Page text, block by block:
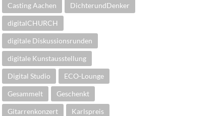
Casting Aachen DichterundDenker
digitalCHURCH
digitale Diskussionsrunden
digitale Kunstausstellung
Digital Studio ECO-Lounge
Gesammelt Geschenkt
Gitarrenkonzert Karlspreis